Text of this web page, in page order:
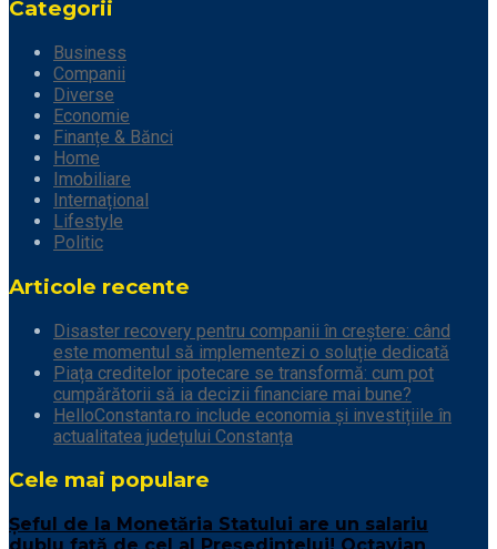
Categorii
Business
Companii
Diverse
Economie
Finanțe & Bănci
Home
Imobiliare
Internațional
Lifestyle
Politic
Articole recente
Disaster recovery pentru companii în creștere: când
este momentul să implementezi o soluție dedicată
Piața creditelor ipotecare se transformă: cum pot
cumpărătorii să ia decizii financiare mai bune?
HelloConstanta.ro include economia și investițiile în
actualitatea județului Constanța
Cele mai populare
Șeful de la Monetăria Statului are un salariu